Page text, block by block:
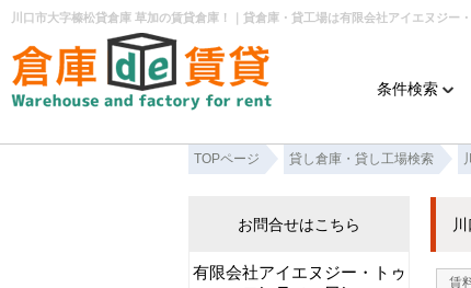
川口市大字榛松貸倉庫 草加の賃貸倉庫！｜貸倉庫・貸工場は有限会社アイエヌジー
条件検索
TOPページ 貸し倉庫・貸し工場検索
賃
お問合せはこちら
有限会社アイエヌジー・トゥ